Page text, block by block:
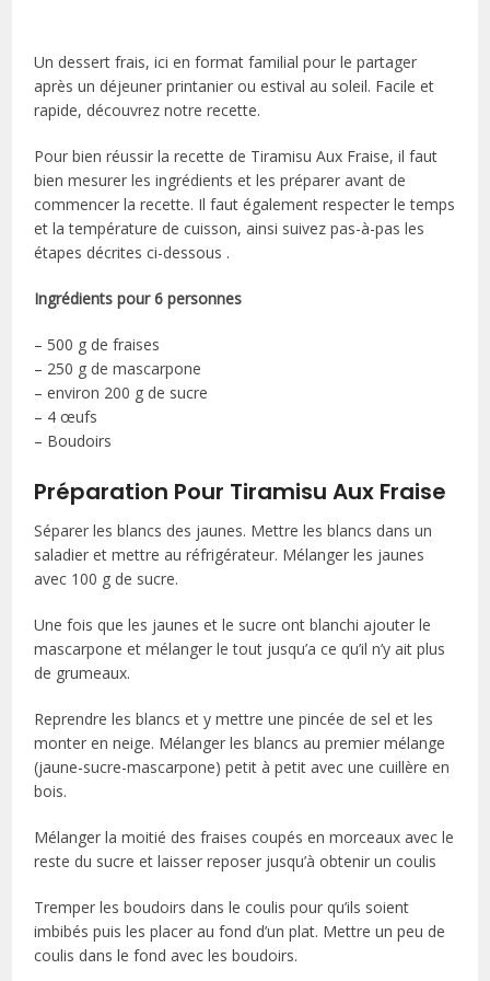
Un dessert frais, ici en format familial pour le partager
après un déjeuner printanier ou estival au soleil. Facile et
rapide, découvrez notre recette.
Pour bien réussir la recette de Tiramisu Aux Fraise, il faut
bien mesurer les ingrédients et les préparer avant de
commencer la recette. Il faut également respecter le temps
et la température de cuisson, ainsi suivez pas-à-pas les
étapes décrites ci-dessous .
Ingrédients pour 6 personnes
– 500 g de fraises
– 250 g de mascarpone
– environ 200 g de sucre
– 4 œufs
– Boudoirs
Préparation Pour Tiramisu Aux Fraise
Séparer les blancs des jaunes. Mettre les blancs dans un
saladier et mettre au réfrigérateur. Mélanger les jaunes
avec 100 g de sucre.
Une fois que les jaunes et le sucre ont blanchi ajouter le
mascarpone et mélanger le tout jusqu’a ce qu’il n’y ait plus
de grumeaux.
Reprendre les blancs et y mettre une pincée de sel et les
monter en neige. Mélanger les blancs au premier mélange
(jaune-sucre-mascarpone) petit à petit avec une cuillère en
bois.
Mélanger la moitié des fraises coupés en morceaux avec le
reste du sucre et laisser reposer jusqu’à obtenir un coulis
Tremper les boudoirs dans le coulis pour qu’ils soient
imbibés puis les placer au fond d’un plat. Mettre un peu de
coulis dans le fond avec les boudoirs.